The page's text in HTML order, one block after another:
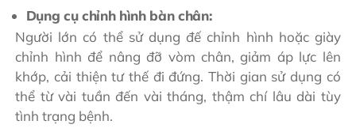
Dụng cụ chỉnh hình bàn chân:
Người lớn có thể sử dụng đế chỉnh hình hoặc giày
chỉnh hình để nâng đỡ vòm chân, giảm áp lực lên
khớp, cải thiện tư thế đi đứng. Thời gian sử dụng có
thể từ vài tuần đến vài tháng, thậm chí lâu dài tùy
tình trạng bệnh.